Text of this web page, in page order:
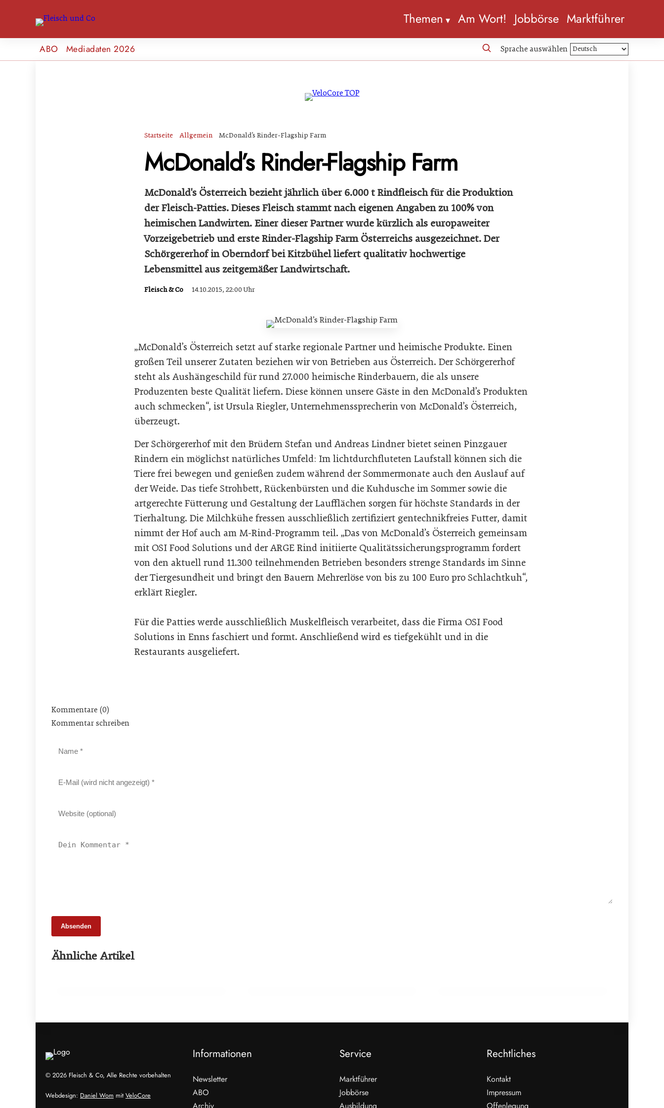
Themen Am Wort! Jobbörse Marktführer
ABO Mediadaten 2026 Sprache auswählen
Startseite Allgemein McDonald’s Rinder-Flagship Farm
McDonald’s Rinder-Flagship Farm
McDonald's Österreich bezieht jährlich über 6.000 t Rindfleisch für die Produktion
der Fleisch-Patties. Dieses Fleisch stammt nach eigenen Angaben zu 100% von
heimischen Landwirten. Einer dieser Partner wurde kürzlich als europaweiter
Vorzeigebetrieb und erste Rinder-Flagship Farm Österreichs ausgezeichnet. Der
Schörgererhof in Oberndorf bei Kitzbühel liefert qualitativ hochwertige
Lebensmittel aus zeitgemäßer Landwirtschaft.
Fleisch & Co 14.10.2015, 22:00 Uhr
„McDonald’s Österreich setzt auf starke regionale Partner und heimische Produkte. Einen
großen Teil unserer Zutaten beziehen wir von Betrieben aus Österreich. Der Schörgererhof
steht als Aushängeschild für rund 27.000 heimische Rinderbauern, die als unsere
Produzenten beste Qualität liefern. Diese können unsere Gäste in den McDonald’s Produkten
auch schmecken“, ist Ursula Riegler, Unternehmenssprecherin von McDonald’s Österreich,
überzeugt.
Der Schörgererhof mit den Brüdern Stefan und Andreas Lindner bietet seinen Pinzgauer
Rindern ein möglichst natürliches Umfeld: Im lichtdurchfluteten Laufstall können sich die
Tiere frei bewegen und genießen zudem während der Sommermonate auch den Auslauf auf
der Weide. Das tiefe Strohbett, Rückenbürsten und die Kuhdusche im Sommer sowie die
artgerechte Fütterung und Gestaltung der Laufflächen sorgen für höchste Standards in der
Tierhaltung. Die Milchkühe fressen ausschließlich zertifiziert gentechnikfreies Futter, damit
nimmt der Hof auch am M-Rind-Programm teil. „Das von McDonald’s Österreich gemeinsam
mit OSI Food Solutions und der ARGE Rind initiierte Qualitätssicherungsprogramm fordert
von den aktuell rund 11.300 teilnehmenden Betrieben besonders strenge Standards im Sinne
der Tiergesundheit und bringt den Bauern Mehrerlöse von bis zu 100 Euro pro Schlachtkuh“,
erklärt Riegler.
Für die Patties werde ausschließlich Muskelfleisch verarbeitet, dass die Firma OSI Food
Solutions in Enns faschiert und formt. Anschließend wird es tiefgekühlt und in die
Restaurants ausgeliefert.
Kommentare (0)
Kommentar schreiben
Absenden
Ähnliche Artikel
65 Millionen Euro Umsatz in der
© 2026 Fleisch & Co, Alle Rechte vorbehalten
Webdesign: Daniel Wom mit VeloCore
Informationen
Newsletter
ABO
Archiv
Service
Marktführer
Jobbörse
Ausbildung
Rechtliches
Kontakt
Impressum
Offenlegung